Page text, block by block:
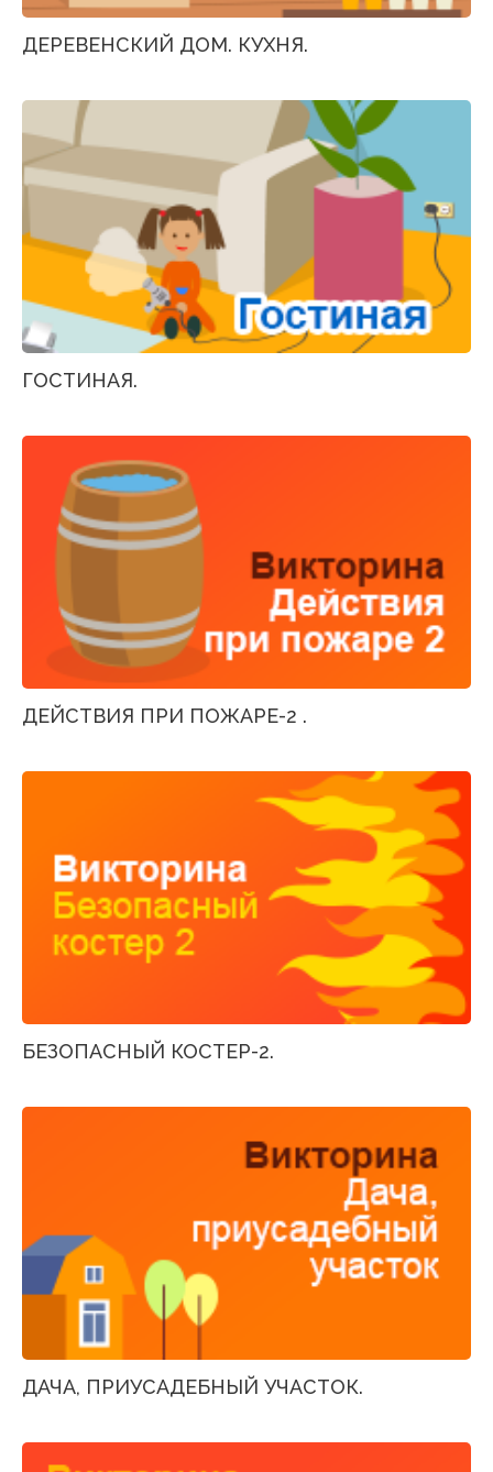
ДЕРЕВЕНСКИЙ ДОМ. КУХНЯ.
ГОСТИНАЯ.
ДЕЙСТВИЯ ПРИ ПОЖАРЕ-2 .
БЕЗОПАСНЫЙ КОСТЕР-2.
ДАЧА, ПРИУСАДЕБНЫЙ УЧАСТОК.